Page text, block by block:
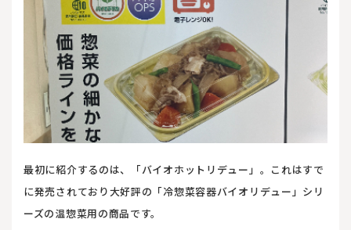
最初に紹介するのは、「バイオホットリデュー」。これはすで
に発売されており大好評の「冷惣菜容器バイオリデュー」シリ
ーズの温惣菜用の商品です。